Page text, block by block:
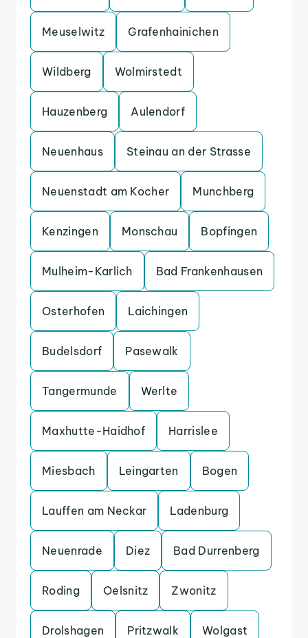
Meuselwitz Grafenhainichen
Wildberg Wolmirstedt
Hauzenberg Aulendorf
Neuenhaus Steinau an der Strasse
Neuenstadt am Kocher Munchberg
Kenzingen Monschau Bopfingen
Mulheim-Karlich Bad Frankenhausen
Osterhofen Laichingen
Budelsdorf Pasewalk
Tangermunde Werlte
Maxhutte-Haidhof Harrislee
Miesbach Leingarten Bogen
Lauffen am Neckar Ladenburg
Neuenrade Diez Bad Durrenberg
Roding Oelsnitz Zwonitz
Drolshagen Pritzwalk Wolgast